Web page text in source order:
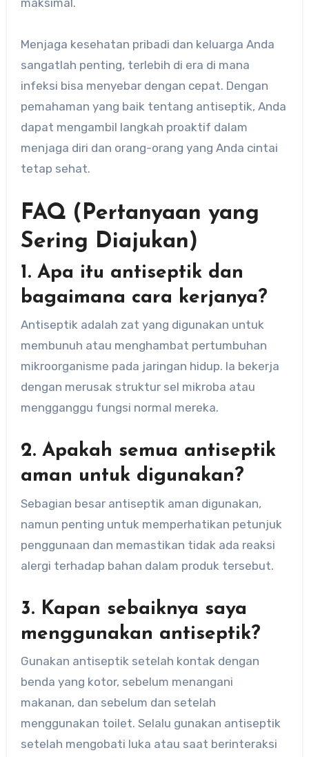
Menjaga kesehatan pribadi dan keluarga Anda
sangatlah penting, terlebih di era di mana
infeksi bisa menyebar dengan cepat. Dengan
pemahaman yang baik tentang antiseptik, Anda
dapat mengambil langkah proaktif dalam
menjaga diri dan orang-orang yang Anda cintai
tetap sehat.
FAQ (Pertanyaan yang
Sering Diajukan)
1. Apa itu antiseptik dan
bagaimana cara kerjanya?
Antiseptik adalah zat yang digunakan untuk
membunuh atau menghambat pertumbuhan
mikroorganisme pada jaringan hidup. Ia bekerja
dengan merusak struktur sel mikroba atau
mengganggu fungsi normal mereka.
2. Apakah semua antiseptik
aman untuk digunakan?
Sebagian besar antiseptik aman digunakan,
namun penting untuk memperhatikan petunjuk
penggunaan dan memastikan tidak ada reaksi
alergi terhadap bahan dalam produk tersebut.
3. Kapan sebaiknya saya
menggunakan antiseptik?
Gunakan antiseptik setelah kontak dengan
benda yang kotor, sebelum menangani
makanan, dan sebelum dan setelah
menggunakan toilet. Selalu gunakan antiseptik
setelah mengobati luka atau saat berinteraksi